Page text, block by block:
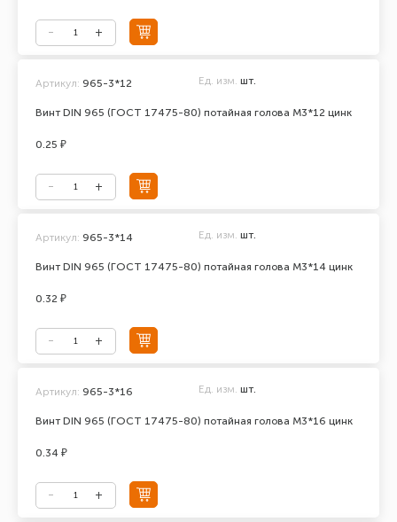
Винт DIN 965 (ГОСТ 17475-80) потайная голова М3*12 цинк
Артикул: 965-3*12 Ед. изм. шт.
0.25 ₽
Винт DIN 965 (ГОСТ 17475-80) потайная голова М3*14 цинк
Артикул: 965-3*14 Ед. изм. шт.
0.32 ₽
Винт DIN 965 (ГОСТ 17475-80) потайная голова М3*16 цинк
Артикул: 965-3*16 Ед. изм. шт.
0.34 ₽